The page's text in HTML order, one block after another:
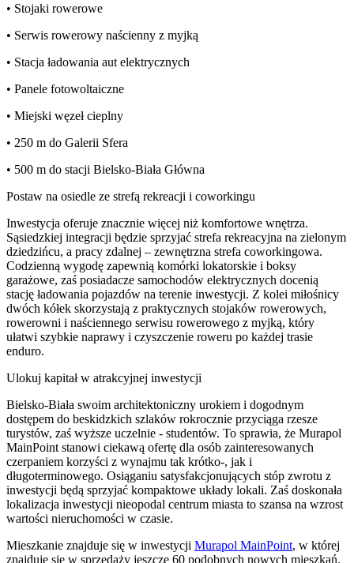
• Stojaki rowerowe
• Serwis rowerowy naścienny z myjką
• Stacja ładowania aut elektrycznych
• Panele fotowoltaiczne
• Miejski węzeł cieplny
• 250 m do Galerii Sfera
• 500 m do stacji Bielsko-Biała Główna
Postaw na osiedle ze strefą rekreacji i coworkingu
Inwestycja oferuje znacznie więcej niż komfortowe wnętrza.
Sąsiedzkiej integracji będzie sprzyjać strefa rekreacyjna na zielonym
dziedzińcu, a pracy zdalnej – zewnętrzna strefa coworkingowa.
Codzienną wygodę zapewnią komórki lokatorskie i boksy
garażowe, zaś posiadacze samochodów elektrycznych docenią
stację ładowania pojazdów na terenie inwestycji. Z kolei miłośnicy
dwóch kółek skorzystają z praktycznych stojaków rowerowych,
rowerowni i naściennego serwisu rowerowego z myjką, który
ułatwi szybkie naprawy i czyszczenie roweru po każdej trasie
enduro.
Ulokuj kapitał w atrakcyjnej inwestycji
Bielsko-Biała swoim architektoniczny urokiem i dogodnym
dostępem do beskidzkich szlaków rokrocznie przyciąga rzesze
turystów, zaś wyższe uczelnie - studentów. To sprawia, że Murapol
MainPoint stanowi ciekawą ofertę dla osób zainteresowanych
czerpaniem korzyści z wynajmu tak krótko-, jak i
długoterminowego. Osiąganiu satysfakcjonujących stóp zwrotu z
inwestycji będą sprzyjać kompaktowe układy lokali. Zaś doskonała
lokalizacja inwestycji nieopodal centrum miasta to szansa na wzrost
wartości nieruchomości w czasie.
Mieszkanie znajduje się w inwestycji Murapol MainPoint, w której
znajduje się w sprzedaży jeszcze 60 podobnych nowych mieszkań.